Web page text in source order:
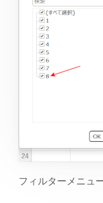
フィルターメニュ